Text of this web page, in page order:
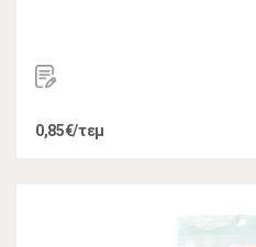
0,85€/τεμ